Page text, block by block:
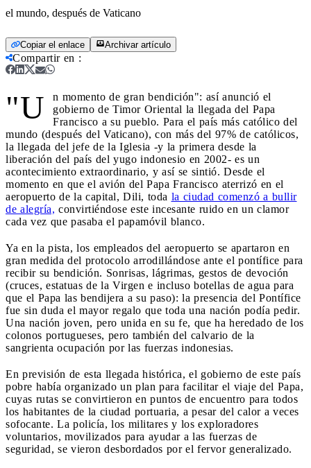
el mundo, después de Vaticano
Copiar el enlace Archivar artículo
Compartir en :
"U
n momento de gran bendición": así anunció el
gobierno de Timor Oriental la llegada del Papa
Francisco a su pueblo. Para el país más católico del
mundo (después del Vaticano), con más del 97% de católicos,
la llegada del jefe de la Iglesia -y la primera desde la
liberación del país del yugo indonesio en 2002- es un
acontecimiento extraordinario, y así se sintió. Desde el
momento en que el avión del Papa Francisco aterrizó en el
aeropuerto de la capital, Dili, toda la ciudad comenzó a bullir
de alegría, convirtiéndose este incesante ruido en un clamor
cada vez que pasaba el papamóvil blanco.
Ya en la pista, los empleados del aeropuerto se apartaron en
gran medida del protocolo arrodillándose ante el pontífice para
recibir su bendición. Sonrisas, lágrimas, gestos de devoción
(cruces, estatuas de la Virgen e incluso botellas de agua para
que el Papa las bendijera a su paso): la presencia del Pontífice
fue sin duda el mayor regalo que toda una nación podía pedir.
Una nación joven, pero unida en su fe, que ha heredado de los
colonos portugueses, pero también del calvario de la
sangrienta ocupación por las fuerzas indonesias.
En previsión de esta llegada histórica, el gobierno de este país
pobre había organizado un plan para facilitar el viaje del Papa,
cuyas rutas se convirtieron en puntos de encuentro para todos
los habitantes de la ciudad portuaria, a pesar del calor a veces
sofocante. La policía, los militares y los exploradores
voluntarios, movilizados para ayudar a las fuerzas de
seguridad, se vieron desbordados por el fervor generalizado.